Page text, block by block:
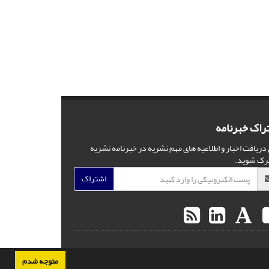
متوجه شدم
خبرنامه
دریافت اخبار و اطلاعیه های مهم نشریه در خبرنامه نشریه
شوید.
اشتراک